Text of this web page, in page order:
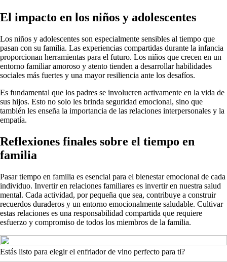
El impacto en los niños y adolescentes
Los niños y adolescentes son especialmente sensibles al tiempo que
pasan con su familia. Las experiencias compartidas durante la infancia
proporcionan herramientas para el futuro. Los niños que crecen en un
entorno familiar amoroso y atento tienden a desarrollar habilidades
sociales más fuertes y una mayor resiliencia ante los desafíos.
Es fundamental que los padres se involucren activamente en la vida de
sus hijos. Esto no solo les brinda seguridad emocional, sino que
también les enseña la importancia de las relaciones interpersonales y la
empatía.
Reflexiones finales sobre el tiempo en
familia
Pasar tiempo en familia es esencial para el bienestar emocional de cada
individuo. Invertir en relaciones familiares es invertir en nuestra salud
mental. Cada actividad, por pequeña que sea, contribuye a construir
recuerdos duraderos y un entorno emocionalmente saludable. Cultivar
estas relaciones es una responsabilidad compartida que requiere
esfuerzo y compromiso de todos los miembros de la familia.
Estás listo para elegir el enfriador de vino perfecto para ti?